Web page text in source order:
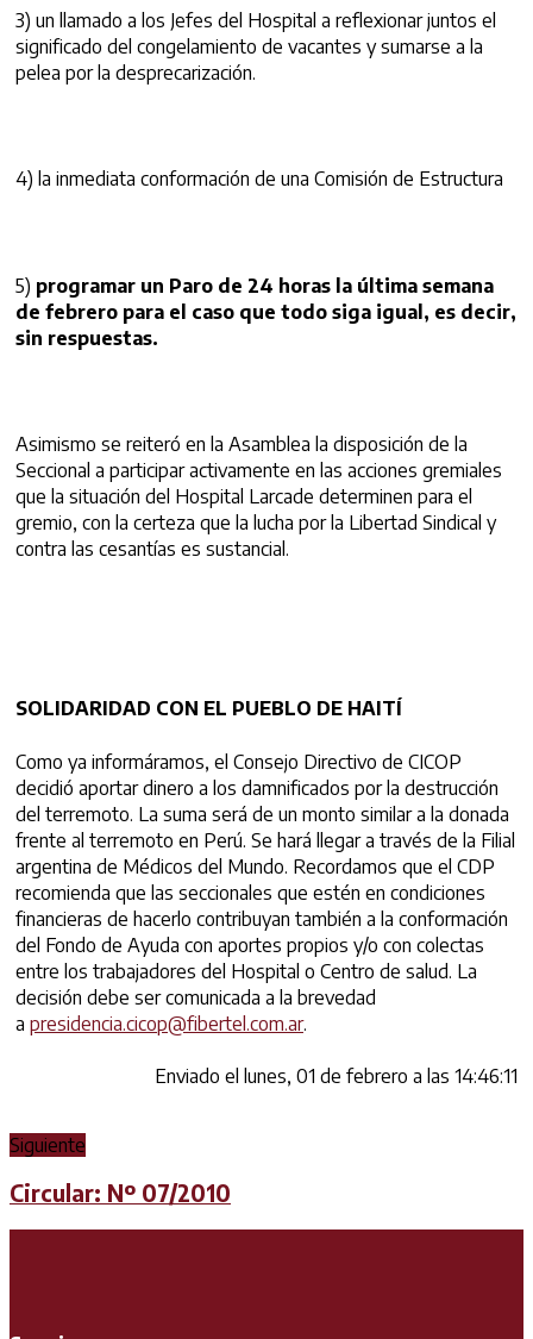
3) un llamado a los Jefes del Hospital a reflexionar juntos el
significado del congelamiento de vacantes y sumarse a la
pelea por la desprecarización.
4) la inmediata conformación de una Comisión de Estructura
5) programar un Paro de 24 horas la última semana
de febrero para el caso que todo siga igual, es decir,
sin respuestas.
Asimismo se reiteró en la Asamblea la disposición de la
Seccional a participar activamente en las acciones gremiales
que la situación del Hospital Larcade determinen para el
gremio, con la certeza que la lucha por la Libertad Sindical y
contra las cesantías es sustancial.
SOLIDARIDAD CON EL PUEBLO DE HAITÍ
Como ya informáramos, el Consejo Directivo de CICOP
decidió aportar dinero a los damnificados por la destrucción
del terremoto. La suma será de un monto similar a la donada
frente al terremoto en Perú. Se hará llegar a través de la Filial
argentina de Médicos del Mundo. Recordamos que el CDP
recomienda que las seccionales que estén en condiciones
financieras de hacerlo contribuyan también a la conformación
del Fondo de Ayuda con aportes propios y/o con colectas
entre los trabajadores del Hospital o Centro de salud. La
decisión debe ser comunicada a la brevedad
a presidencia.cicop@fibertel.com.ar.
Enviado el lunes, 01 de febrero a las 14:46:11
Siguiente
Circular: Nº 07/2010